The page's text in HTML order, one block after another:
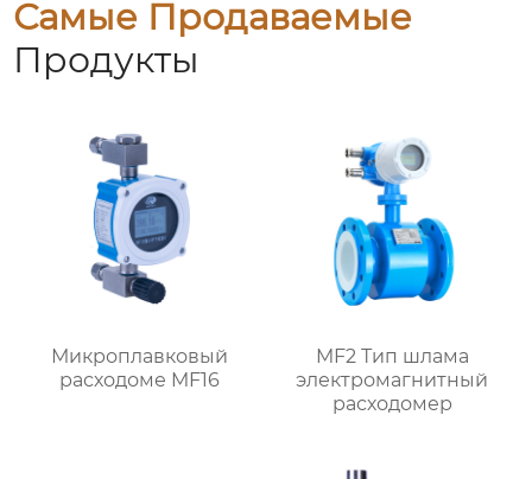
Самые Продаваемые
Продукты
Микроплавковый
расходоме MF16
MF2 Тип шлама
электромагнитный
расходомер